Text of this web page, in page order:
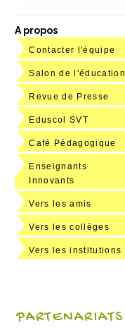
A propos
Contacter l'équipe
Salon de l'éducation
Revue de Presse
Eduscol SVT
Café Pédagogique
Enseignants
Innovants
Vers les amis
Vers les collèges
Vers les institutions
PARTENARIATS